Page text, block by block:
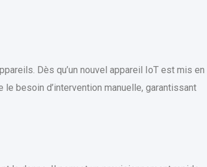
Dès qu’un nouvel appareil IoT est mis en
besoin d’intervention manuelle, garantissant